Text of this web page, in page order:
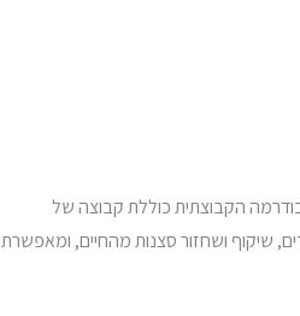
הקבוצתית כוללת קבוצה של
שיקוף ושחזור סצנות מהחיים, ומאפשרת